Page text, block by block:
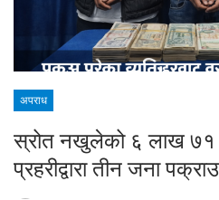
अपराध
स्रोत नखुलेको ६ लाख ७१
प्रहरीद्वारा तीन जना पक्राउ